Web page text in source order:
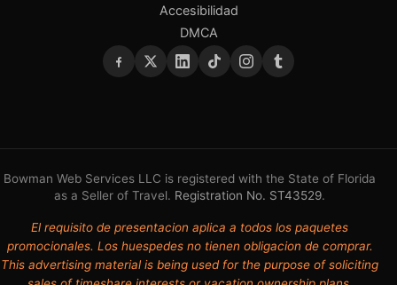
Accesibilidad
DMCA
Bowman Web Services LLC is registered with the State of Florida
as a Seller of Travel. Registration No. ST43529.
El requisito de presentacion aplica a todos los paquetes
promocionales. Los huespedes no tienen obligacion de comprar.
This advertising material is being used for the purpose of soliciting